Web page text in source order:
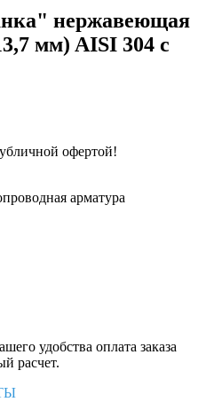
нержавеющая
мм) AISI 304 с
офертой!
арматура
удобства оплата заказа
расчет.